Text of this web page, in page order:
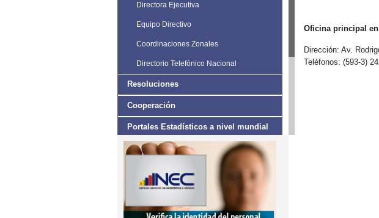
Directora Ejecutiva
Equipo Directivo
Coordinaciones Zonales
Directorio Telefónico Nacional
Resoluciones
Cooperación
Portales Estadísticos a nivel mundial
Estudios e Investigaciones
Oficina principal en
Dirección: Av.
Teléfonos: (593-3)